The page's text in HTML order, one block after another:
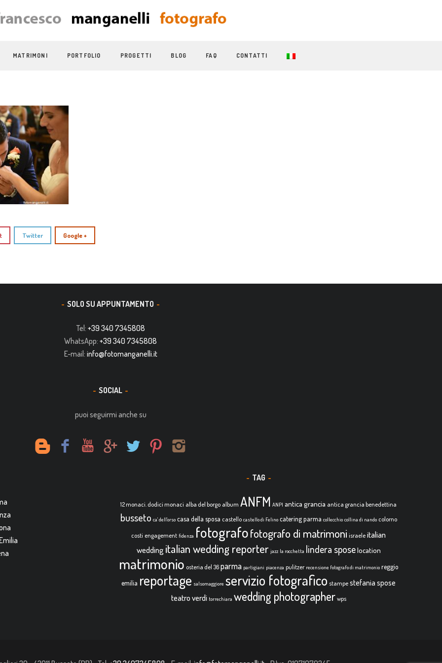
MATRIMONI PORTFOLIO PROGETTI BLOG FAQ CONTATTI
Twitter Google +
SOLO SU APPUNTAMENTO
Tel: +39 340 7345808
WhatsApp: +39 340 7345808
E-mail: info@fotomanganelli.it
SOCIAL
puoi seguirmi anche su
TAG
12 monaci. dodici monaci alba del borgo album ANFM ANPI antica grancia antica grancia benedettina
busseto ca' dell'orso casa della sposa castello castello di Felino catering parma collecchio collina di nando colorno
costi engagement fidenza fotografofotografo di matrimoni israeleitalian
wedding italian wedding reporter jazz la rocchetta lindera sposelocation
matrimonio osteria del 36 parma partigiani piacenza pulitzer recensione fotografo di matrimonio reggio
emilia reportage salsomaggiore servizio fotografico stampestefania spose
teatro verdi torrechiara wedding photographer wps